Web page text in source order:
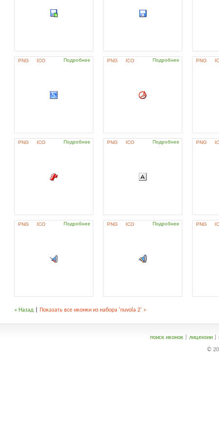
PNG ICO Подробнее PNG ICO Подробнее PNG
PNG ICO Подробнее PNG ICO Подробнее PNG
PNG ICO Подробнее PNG ICO Подробнее PNG
« Назад Показать все иконки из набора 'nuvola 2' »
поиск иконок| лицензии|
©